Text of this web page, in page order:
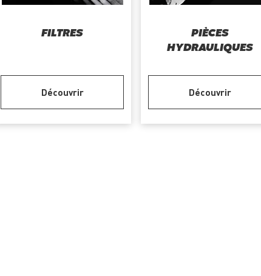
FILTRES
Découvrir
PIÈCES
HYDRAULIQUES
Découvrir